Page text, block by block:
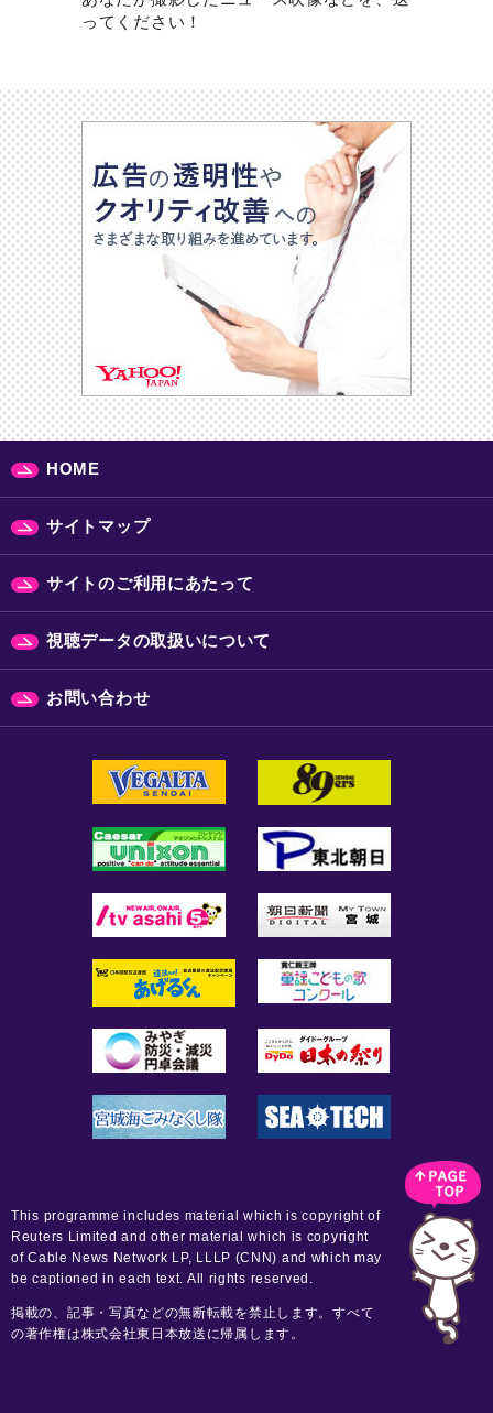
ってください！
HOME
サイトマップ
サイトのご利用にあたって
視聴データの取扱いについて
お問い合わせ
This programme includes material which is copyright of
Reuters Limited and other material which is copyright
of Cable News Network LP, LLLP (CNN) and which may
be captioned in each text. All rights reserved.
掲載の、記事・写真などの無断転載を禁止します。すべて
の著作権は株式会社東日本放送に帰属します。